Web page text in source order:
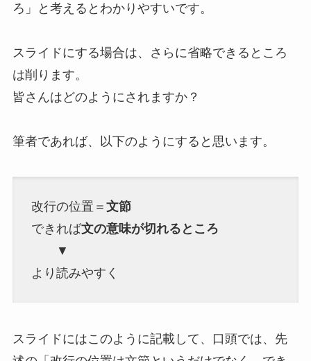
ろ」と考えるとわかりやすいです。
スライドにする場合は、さらに省略できるところ
は削ります。
皆さんはどのようにされますか？
筆者であれば、以下のようにすると思います。
改行の位置＝ 文節
できれば文の意味が切れるところ
▼
より読みやすく
スライドにはこのように記載して、口頭では、先